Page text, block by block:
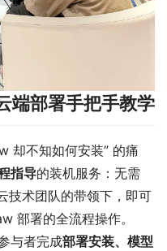
端部署手把手教学
却不知如何安装” 的痛
指导的装机服务：无需
技术团队的带领下，即可
部署的全流程操作。
与者完成部署安装、模型